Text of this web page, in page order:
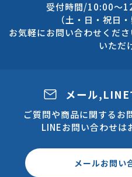
受付時間/10:00～
（土・日・祝日
お気軽にお問い合わせくだ
いただ
メール,LINE
ご質問や商品に関するお
LINEお問い合わせは
メールお問い